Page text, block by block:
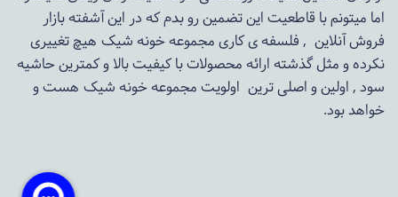
اما میتونم با قاطعیت این تضمین رو بدم که در این آشفته بازار
فروش آنلاین , فلسفه ی کاری مجموعهخونه شیک هیچ تغییری
نکرده و مثل گذشته ارائه محصولات با کیفیت بالا و کمترین حاشیه
سود , اولین و اصلی ترین اولویت مجموعهخونه شیک هست و
خواهد بود.